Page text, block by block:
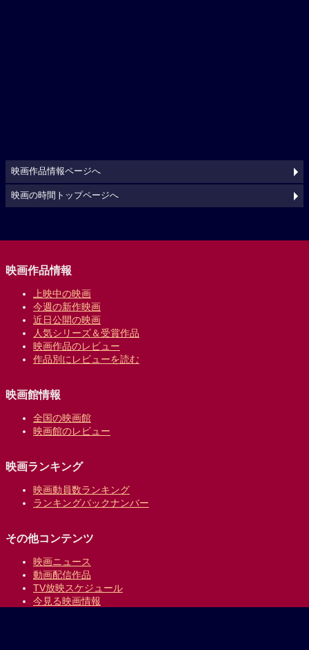
映画作品情報ページへ
映画の時間トップページへ
映画作品情報
上映中の映画
今週の新作映画
近日公開の映画
人気シリーズ＆受賞作品
映画作品のレビュー
作品別にレビューを読む
映画館情報
全国の映画館
映画館のレビュー
映画ランキング
映画動員数ランキング
ランキングバックナンバー
その他コンテンツ
映画ニュース
動画配信作品
TV放映スケジュール
今見る映画情報